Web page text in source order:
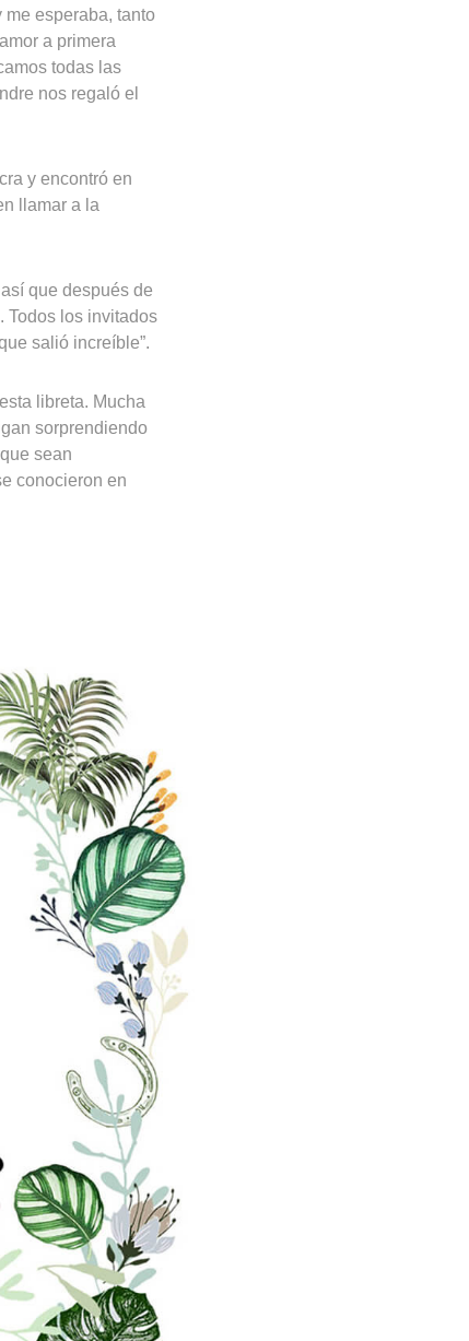
esperaba, tanto
a primera
todas las
nos regaló el
y encontró en
llamar a la
que después de
Todos los invitados
salió increíble”.
libreta. Mucha
sorprendiendo
sean
conocieron en